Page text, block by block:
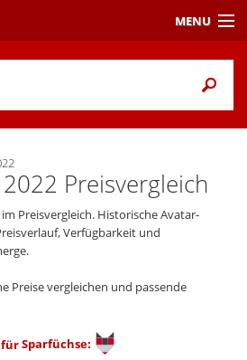
Preisvergleich
im Preisvergleich. Historische Avatar-
Verfügbarkeit und
Preise vergleichen und passende
Sparfüchse:
MENU